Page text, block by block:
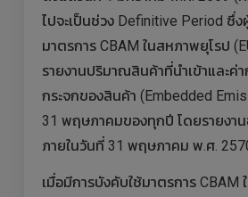
ไปจะเป็นช่วง Definitive Period ซึ่ง
มาตรการ CBAM ในสหภาพยุโรป
รายงานปริมาณสินค้าที่นำเข้าและค่
กระจกของสินค้า (Embedded
31 พฤษภาคมของทุกปี โดยรายงา
ภายในวันที่ 31 พฤษภาคม พ.ศ.
เมื่อมีการบังคับใช้มาตรการ CBAM